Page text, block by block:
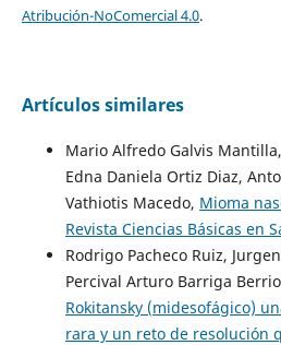
Atribución-NoComercial 4.0.
Artículos similares
Mario Alfredo Galvis
Edna Daniela Ortiz Diaz,
Vathiotis Macedo, Mioma
Revista Ciencias Básicas en
Rodrigo Pacheco Ruiz,
Percival Arturo Barriga
Rokitansky (midesofágico)
rara y un reto de resolución